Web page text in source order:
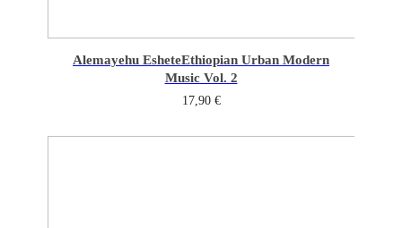
Alemayehu EsheteEthiopian Urban Modern
Music Vol. 2
17,90 €